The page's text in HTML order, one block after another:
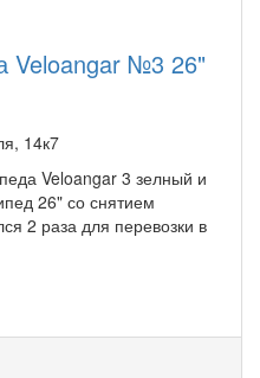
Veloangar №3 26"
14к7
Veloangar 3 зелный и
26" со снятием
2 раза для перевозки в